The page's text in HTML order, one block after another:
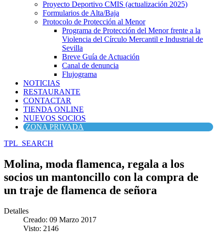
Proyecto Deportivo CMIS (actualización 2025)
Formularios de Alta/Baja
Protocolo de Protección al Menor
Programa de Protección del Menor frente a la
Violencia del Círculo Mercantil e Industrial de
Sevilla
Breve Guía de Actuación
Canal de denuncia
Flujograma
NOTICIAS
RESTAURANTE
CONTACTAR
TIENDA ONLINE
NUEVOS SOCIOS
ZONA PRIVADA
TPL_SEARCH
Molina, moda flamenca, regala a los
socios un mantoncillo con la compra de
un traje de flamenca de señora
Detalles
Creado: 09 Marzo 2017
Visto: 2146